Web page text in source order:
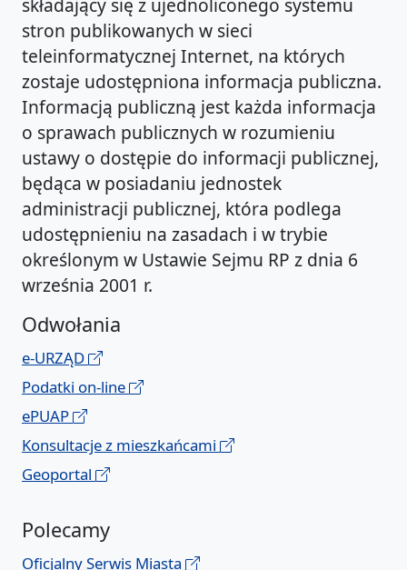
składający się z ujednoliconego systemu
stron publikowanych w sieci
teleinformatycznej Internet, na których
zostaje udostępniona informacja publiczna.
Informacją publiczną jest każda informacja
o sprawach publicznych w rozumieniu
ustawy o dostępie do informacji publicznej,
będąca w posiadaniu jednostek
administracji publicznej, która podlega
udostępnieniu na zasadach i w trybie
określonym w Ustawie Sejmu RP z dnia 6
września 2001 r.
Odwołania
e-URZĄD
Podatki on-line
ePUAP
Konsultacje z mieszkańcami
Geoportal
Polecamy
Oficjalny Serwis Miasta